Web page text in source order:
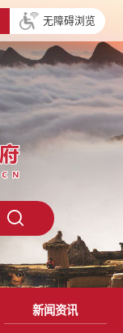
无障碍浏览
新闻资讯